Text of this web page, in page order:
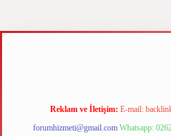
m elexbet
Reklam ve İletişim: E-mail:
forumhizmeti@gmail.com Whatsapp: